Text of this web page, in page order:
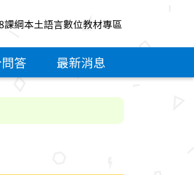
課綱本土語言數位教材專區
答 最新消息